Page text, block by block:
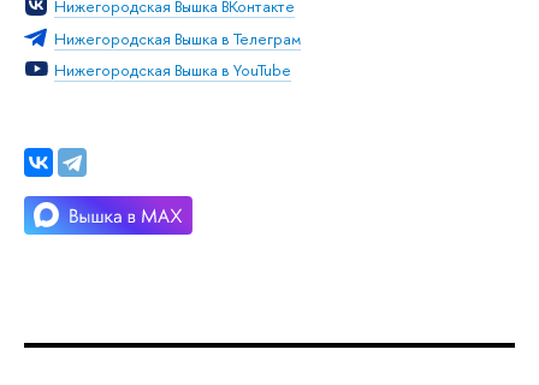
Нижегородская Вышка ВКонтакте
Нижегородская Вышка в Телеграм
Нижегородская Вышка в YouTube